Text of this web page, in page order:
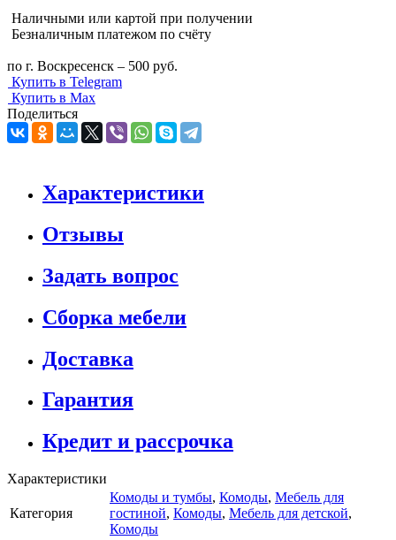
Наличными или картой при получении
Безналичным платежом по счёту
по г. Воскресенск – 500 руб.
Купить в Telegram
Купить в Max
Поделиться
Характеристики
Отзывы
Задать вопрос
Сборка мебели
Доставка
Гарантия
Кредит и рассрочка
Характеристики
Категория
Комоды и тумбы, Комоды, Мебель для
гостиной, Комоды, Мебель для детской,
Комоды